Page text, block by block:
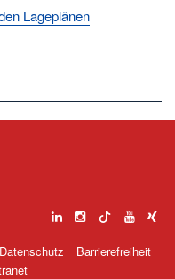
Lageplänen
Datenschutz
Barrierefreiheit